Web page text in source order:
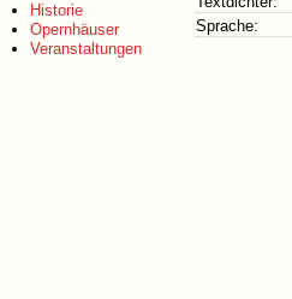
Historie
Opernhäuser
Veranstaltungen
Sprache: